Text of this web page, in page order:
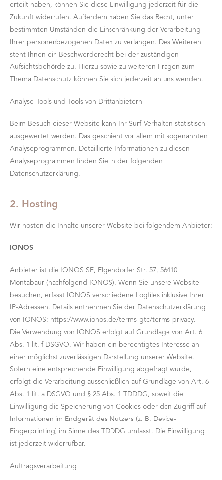
erteilt haben, können Sie diese Einwilligung jederzeit für die
Zukunft widerrufen. Außerdem haben Sie das Recht, unter
bestimmten Umständen die Einschränkung der Verarbeitung
Ihrer personenbezogenen Daten zu verlangen. Des Weiteren
steht Ihnen ein Beschwerderecht bei der zuständigen
Aufsichtsbehörde zu. Hierzu sowie zu weiteren Fragen zum
Thema Datenschutz können Sie sich jederzeit an uns wenden.
Analyse-Tools und Tools von Drittanbietern
Beim Besuch dieser Website kann Ihr Surf-Verhalten statistisch
ausgewertet werden. Das geschieht vor allem mit sogenannten
Analyseprogrammen. Detaillierte Informationen zu diesen
Analyseprogrammen finden Sie in der folgenden
Datenschutzerklärung.
2. Hosting
Wir hosten die Inhalte unserer Website bei folgendem Anbieter:
IONOS
Anbieter ist die IONOS SE, Elgendorfer Str. 57, 56410
Montabaur (nachfolgend IONOS). Wenn Sie unsere Website
besuchen, erfasst IONOS verschiedene Logfiles inklusive Ihrer
IP-Adressen. Details entnehmen Sie der Datenschutzerklärung
von IONOS: https://www.ionos.de/terms-gtc/terms-privacy.
Die Verwendung von IONOS erfolgt auf Grundlage von Art. 6
Abs. 1 lit. f DSGVO. Wir haben ein berechtigtes Interesse an
einer möglichst zuverlässigen Darstellung unserer Website.
Sofern eine entsprechende Einwilligung abgefragt wurde,
erfolgt die Verarbeitung ausschließlich auf Grundlage von Art. 6
Abs. 1 lit. a DSGVO und § 25 Abs. 1 TDDDG, soweit die
Einwilligung die Speicherung von Cookies oder den Zugriff auf
Informationen im Endgerät des Nutzers (z. B. Device-
Fingerprinting) im Sinne des TDDDG umfasst. Die Einwilligung
ist jederzeit widerrufbar.
Auftragsverarbeitung